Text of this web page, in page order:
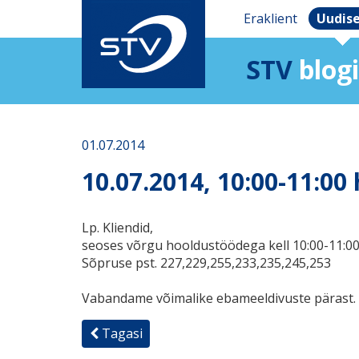
Eraklient
STV blogi
01.07.2014
10.07.2014, 10:00-
Lp. Kliendid,
seoses võrgu hooldustöödega kell 10:00-
Sõpruse pst. 227,229,255,233,235,245,253
Vabandame võimalike ebameeldivuste pärast.
Tagasi